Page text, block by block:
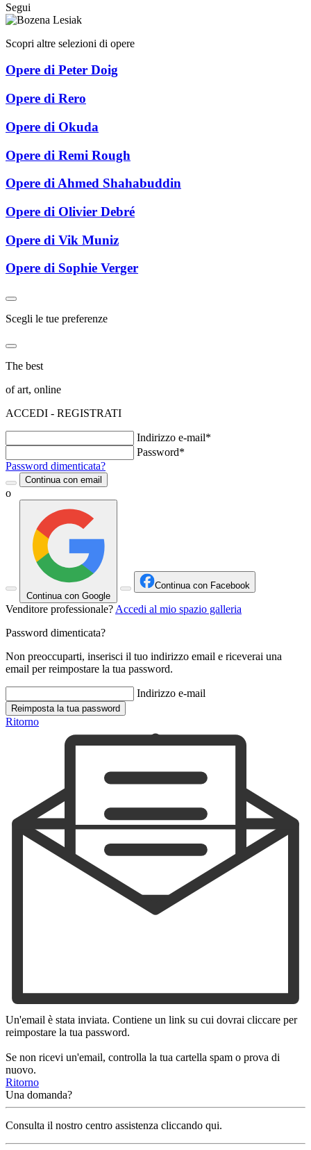
Segui
Scopri altre selezioni di opere
Opere di Peter Doig
Opere di Rero
Opere di Okuda
Opere di Remi Rough
Opere di Ahmed Shahabuddin
Opere di Olivier Debré
Opere di Vik Muniz
Opere di Sophie Verger
Scegli le tue preferenze
The best
of art, online
ACCEDI - REGISTRATI
Indirizzo e-mail*
Password*
Password dimenticata?
Continua con email
o
Continua con Google
Continua con Facebook
Venditore professionale? Accedi al mio spazio galleria
Password dimenticata?
Non preoccuparti, inserisci il tuo indirizzo email e riceverai una
email per reimpostare la tua password.
Indirizzo e-mail
Reimposta la tua password
Ritorno
Un'email è stata inviata. Contiene un link su cui dovrai cliccare per
reimpostare la tua password.
Se non ricevi un'email, controlla la tua cartella spam o prova di
nuovo.
Ritorno
Una domanda?
Consulta il nostro centro assistenza cliccando qui.